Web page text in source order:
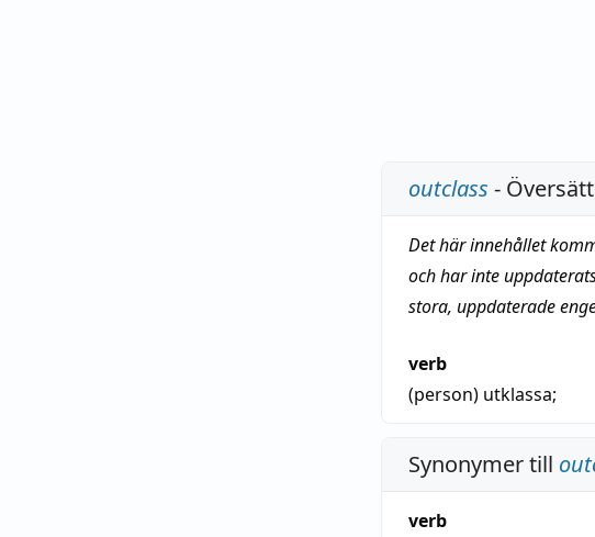
outclass -
Det här innehållet
och har inte
stora, uppdaterade
verb
(person) utklassa;
Synonymer till
verb